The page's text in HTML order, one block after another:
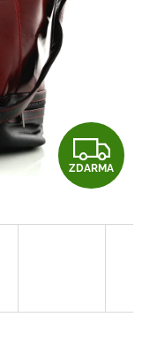
Z
D
A
ZDARMA